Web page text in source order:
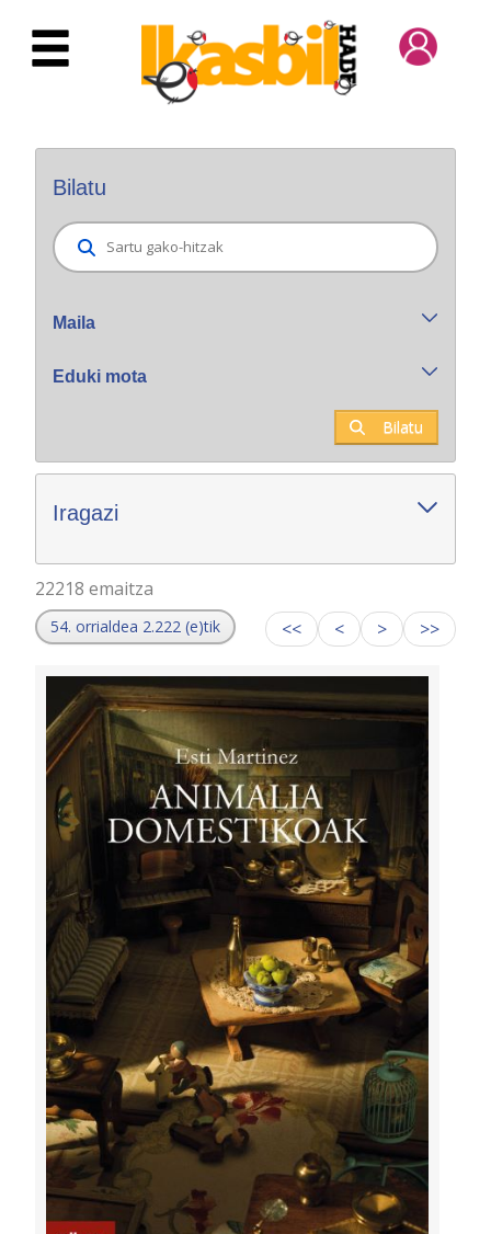
Eduki nagusira joan
Bilatu
Maila
Eduki mota
Bilatu
Iragazi
22218 emaitza
54. orrialdea 2.222 (e)tik << < > >>